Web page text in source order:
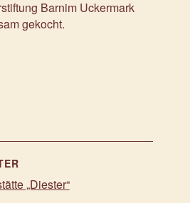
Barnim Uckermark
gekocht.
„Diester“